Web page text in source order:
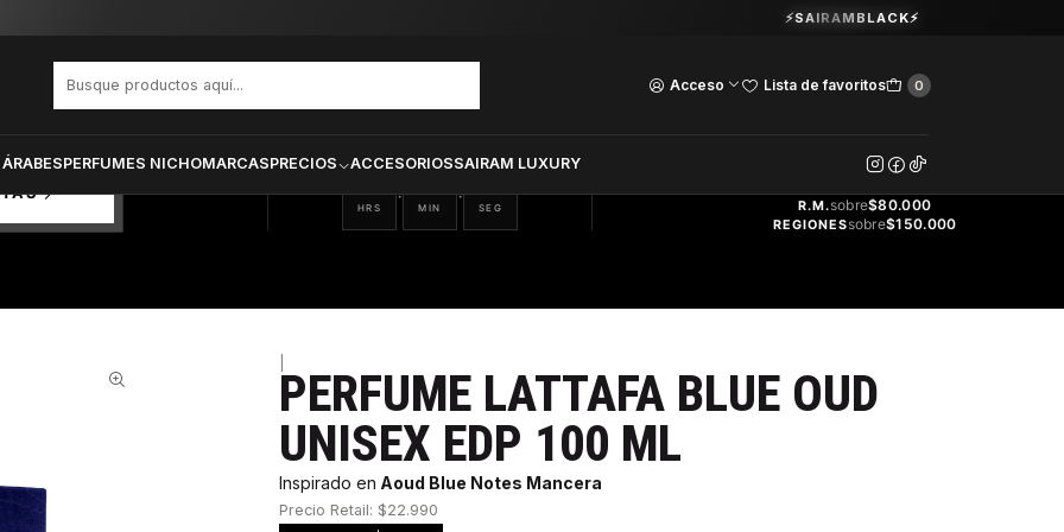
Acceso Lista de favoritos 0
PERFUMES NICHOMARCASPRECIOS ACCESORIOSSAIRAM LUXURY
Guardia Vieja 202. Oficina 102.Ver Horarios
⚡SAIRAMBLACK⚡
OUD UNISEX EDP 100 ML
08
HRS
: 18
MIN
: 27
SEG
GRATIS
R.M.sobre$80.000
REGIONESsobre$150.000
PERFUME LATTAFA BLUE OUD
UNISEX EDP 100 ML
Inspirado en Aoud Blue Notes Mancera
Precio Retail: $22.990